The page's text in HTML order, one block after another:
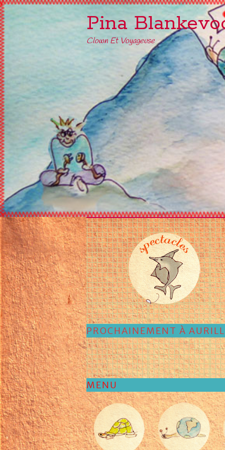
Pina
Clown Et Voyageuse
PROCHAINEMENT À
MENU